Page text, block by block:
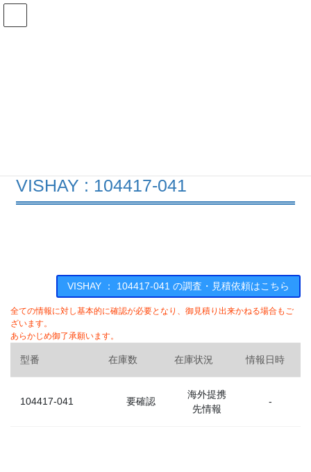
コ
ナ
VISHAY : 104417-041
VISHAY ： 104417-041 の調査・見積依頼はこちら
全ての情報に対し基本的に確認が必要となり、御見積り出来かねる場合もご
ざいます。
あらかじめ御了承願います。
型番 在庫数 在庫状況 情報日時
104417-041 要確認
海外提携
先情報
-